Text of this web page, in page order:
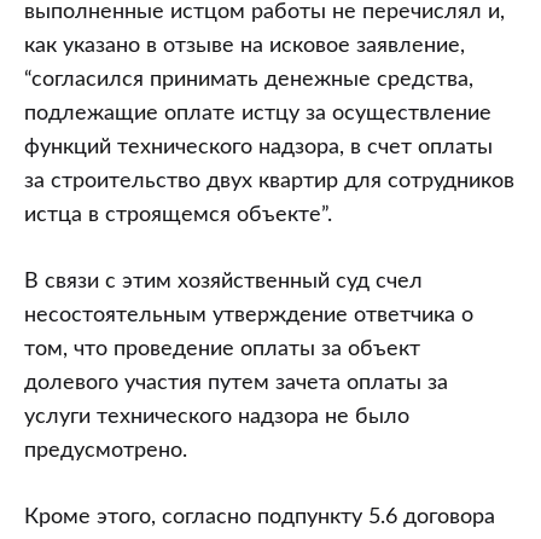
выполненные истцом работы не перечислял и,
как указано в отзыве на исковое заявление,
“согласился принимать денежные средства,
подлежащие оплате истцу за осуществление
функций технического надзора, в счет оплаты
за строительство двух квартир для сотрудников
истца в строящемся объекте”.
В связи с этим хозяйственный суд счел
несостоятельным утверждение ответчика о
том, что проведение оплаты за объект
долевого участия путем зачета оплаты за
услуги технического надзора не было
предусмотрено.
Кроме этого, согласно подпункту 5.6 договора